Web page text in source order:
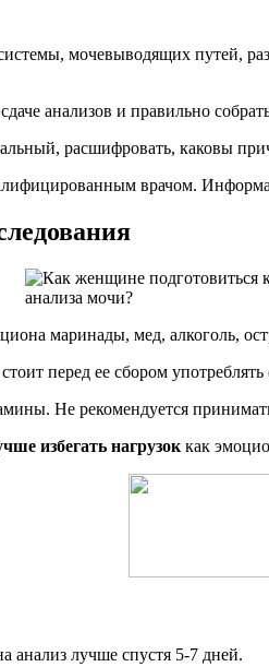
мочевыводящих путей,
анализов и правильно
расшифровать, каковы
врачом.
маринады, мед, алкоголь,
перед ее сбором
Не рекомендуется
избегать нагрузок как
анализ лучше спустя 5-7 дней.